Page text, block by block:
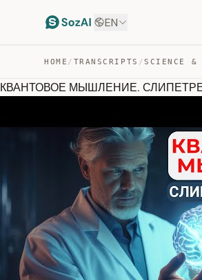
EN
HOME / TRANSCRIPTS /SCIENCE &
КВАНТОВОЕ МЫШЛЕНИЕ.